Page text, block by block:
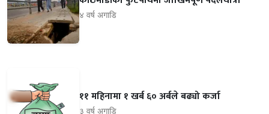
४ वर्ष अगाडि
११ महिनामा १ खर्ब ६० अर्बले बढ्यो कर्जा
३ वर्ष अगाडि